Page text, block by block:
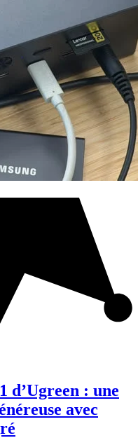
d’Ugreen : une
avec